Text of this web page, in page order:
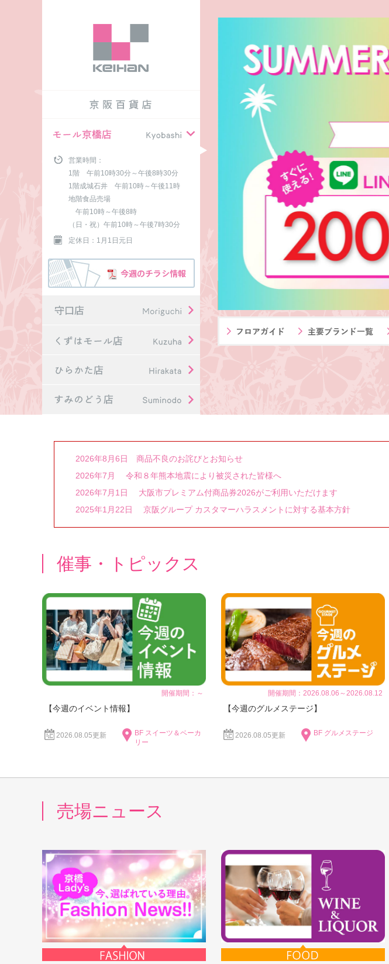
営業時間：
1階 午前10時30分～午後8時30分
1階成城石井 午前10時～午後11時
地階食品売場
午前10時～午後8時
（日・祝）午前10時～午後7時30分
定休日：1月1日元日
2026年8月6日 商品不良のお詫びとお知らせ
2026年7月 令和８年熊本地震により被災された皆様へ
2026年7月1日 大阪市プレミアム付商品券2026がご利用いただけます
2025年1月22日 京阪グループ カスタマーハラスメントに対する基本方針
催事・トピックス
開催期間：～
【今週のイベント情報】
2026.08.05更新
BF スイーツ＆ベーカ
リー
開催期間：2026.08.06～2026.08.12
【今週のグルメステージ】
2026.08.05更新 BF グルメステージ
売場ニュース